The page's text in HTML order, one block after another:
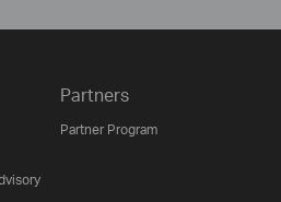
Partners
Partner Program